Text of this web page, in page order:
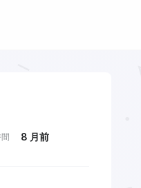
8 月前